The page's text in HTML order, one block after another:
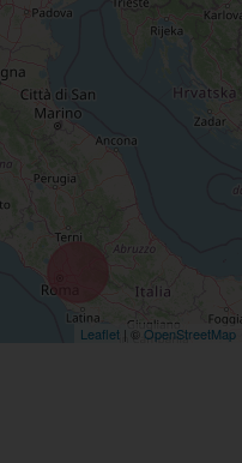
Leaflet | © OpenStreetMap